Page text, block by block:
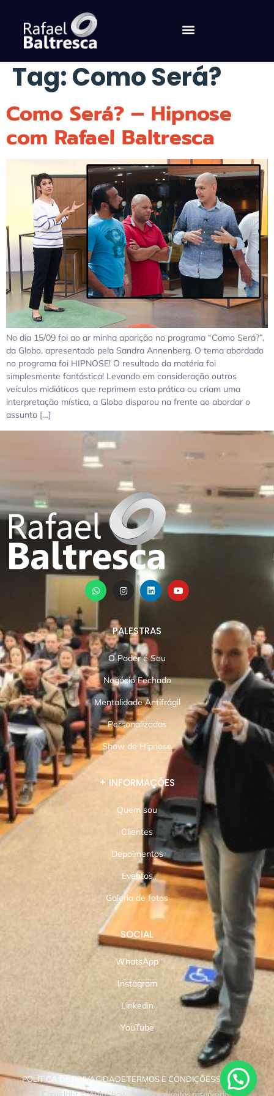
Tag:Como Será?
Como Será? – Hipnose
com Rafael Baltresca
No dia 15/09 foi ao ar minha aparição no programa “Como Será?”,
da Globo, apresentado pela Sandra Annenberg. O tema abordado
no programa foi HIPNOSE! O resultado da matéria foi
simplesmente fantástica! Levando em consideração outros
veículos midiáticos que reprimem esta prática ou criam uma
interpretação mística, a Globo disparou na frente ao abordar o
assunto […]
PALESTRAS
O Poder é Seu
Negócio Fechado
Mentalidade Antifrágil
Personalizadas
Show de Hipnose
+ INFORMAÇÕES
Quem sou
Clientes
Depoimentos
Eventos
Galeria de fotos
SOCIAL
WhatsApp
Instagram
Linkedin
YouTube
POLÍTICA DE PRIVACIDADETERMOS E CONDIÇÕESSUPORTE